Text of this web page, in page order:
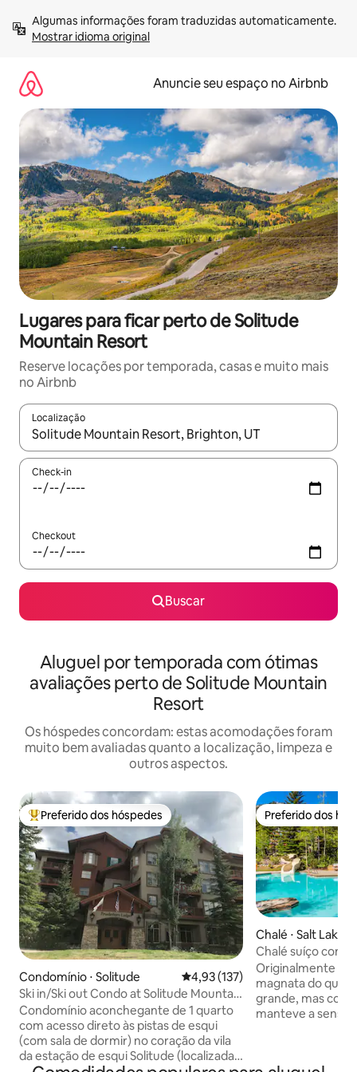
para
Mostrar idioma original
Anuncie seu espaço no Airbnb
Lugares para ficar perto de Solitude
Mountain Resort
Reserve locações por temporada, casas e muito mais
no Airbnb
Localização
Quando os resultados estiverem disponíveis, explore-os
Check-in
Checkout
Buscar
Aluguel por temporada com ótimas
avaliações perto de Solitude Mountain
Resort
Os hóspedes concordam: estas acomodações foram
muito bem avaliadas quanto a localização, limpeza e
outros aspectos.
Entre os melhores preferidos dos hóspedes
Preferido dos hóspedes
Condomínio ⋅ Solitude 4,93 de uma avaliação média de
4,93 (137)
Ski in/Ski out Condo at Solitude Mountain
Resort
Condomínio aconchegante de 1 quarto
com acesso direto às pistas de esqui
(com sala de dormir) no coração da vila
da estação de esqui Solitude (localizada
Preferido dos
Preferido dos
Chalé ⋅ Salt Lake
Chalé suíço
conveniência de
Originalmente de
magnata do
grande, mas
manteve a